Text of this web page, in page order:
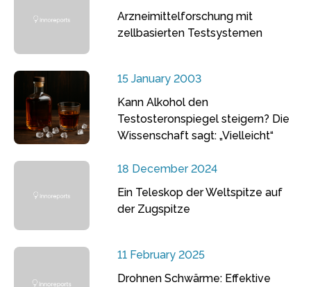
Arzneimittelforschung mit
zellbasierten Testsystemen
15 January 2003
Kann Alkohol den
Testosteronspiegel steigern? Die
Wissenschaft sagt: „Vielleicht“
18 December 2024
Ein Teleskop der Weltspitze auf
der Zugspitze
11 February 2025
Drohnen Schwärme: Effektive